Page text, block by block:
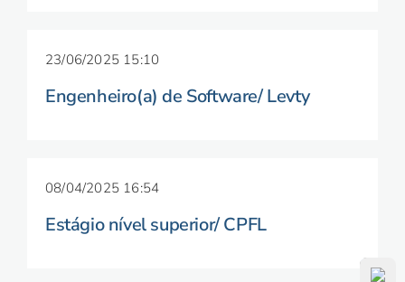
23/06/2025 15:10
Engenheiro(a) de Software/ Levty
08/04/2025 16:54
Estágio nível superior/ CPFL